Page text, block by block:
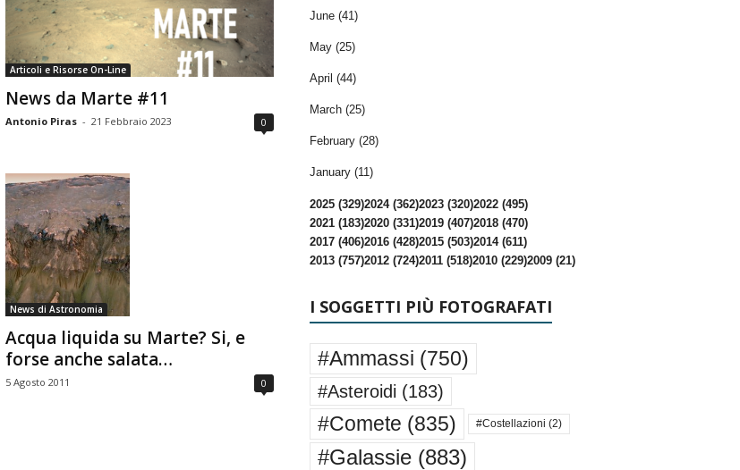
Articoli e Risorse On-Line
News da Marte #11
Antonio Piras - 21 Febbraio 2023 0
News di Astronomia
Acqua liquida su Marte? Si, e
forse anche salata…
5 Agosto 2011 0
June (41)
May (25)
April (44)
March (25)
February (28)
January (11)
2025 (329)2024 (362)2023 (320)2022 (495)
2021 (183)2020 (331)2019 (407)2018 (470)
2017 (406)2016 (428)2015 (503)2014 (611)
2013 (757)2012 (724)2011 (518)2010 (229)2009 (21)
I SOGGETTI PIÙ FOTOGRAFATI
#Ammassi (750)
#Asteroidi (183)
#Comete (835) #Costellazioni (2)
#Galassie(883)